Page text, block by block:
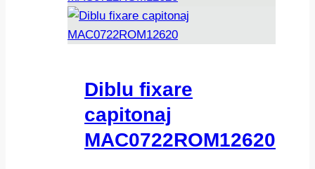
Diblu fixare
capitonaj
MAC0722ROM12620